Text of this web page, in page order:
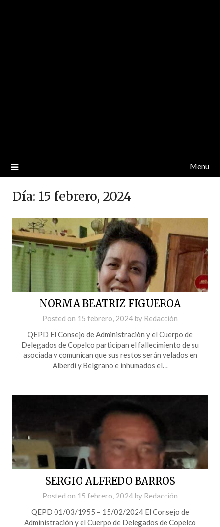
Menu
Día: 15 febrero, 2024
NORMA BEATRIZ FIGUEROA
Posted on 15 febrero, 2024by Redacción
QEPD El Consejo de Administración y el Cuerpo de
Delegados de Copelco participan el fallecimiento de su
asociada y comunican que sus restos serán velados en
Alberdi y Belgrano e inhumados el…
SERGIO ALFREDO BARROS
Posted on 15 febrero, 2024by Redacción
QEPD 01/03/1955 – 15/02/2024 El Consejo de
Administración y el Cuerpo de Delegados de Copelco